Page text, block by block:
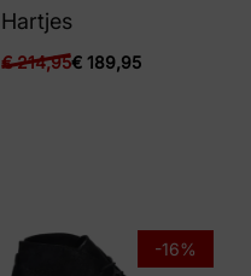
Hartjes
€214,95€189,95
-16%